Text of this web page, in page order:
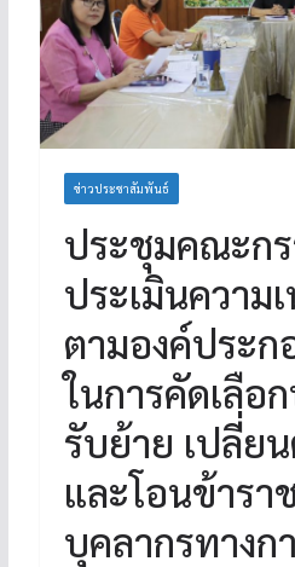
ข่าวประชาสัมพันธ์
ประชุมคณะก
ประเมินความ
ตามองค์ประก
ในการคัดเลือ
รับย้าย เปลี่ย
และโอนข้ารา
บุคลากรทางก